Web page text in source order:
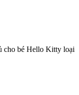
cho bé Hello Kitty loại